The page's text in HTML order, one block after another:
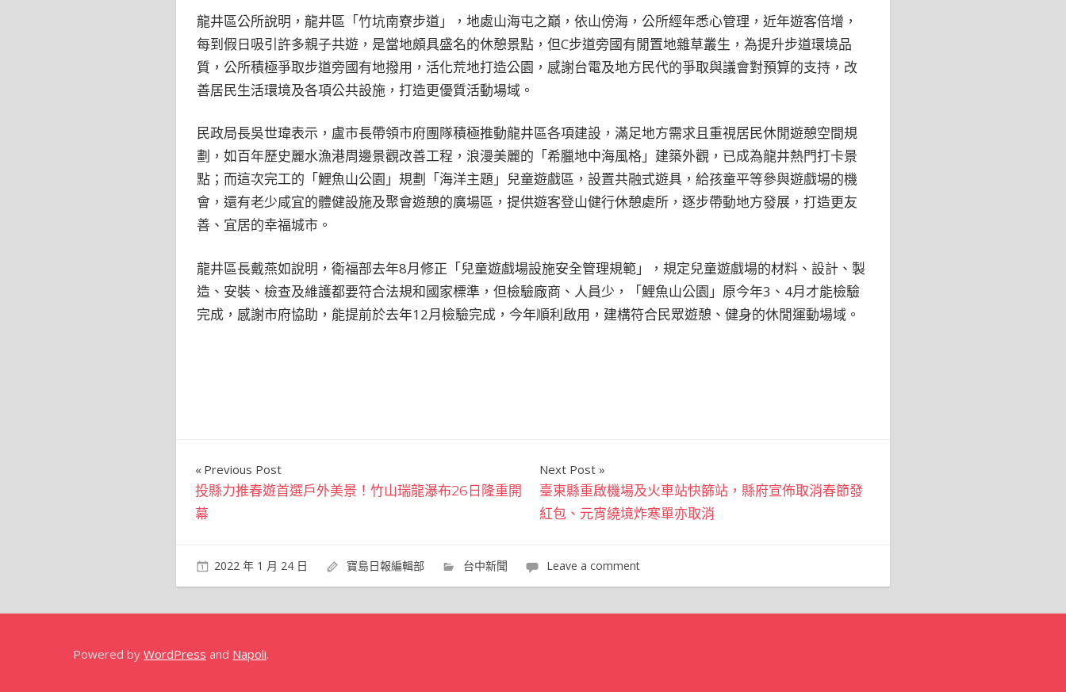
龍井區公所說明，龍井區「竹坑南寮步道」，地處山海屯之巔，依山傍海，公所經年悉心管理，近年遊客倍增，
每到假日吸引許多親子共遊，是當地頗具盛名的休憩景點，但C步道旁國有閒置地雜草叢生，為提升步道環境品
質，公所積極爭取步道旁國有地撥用，活化荒地打造公園，感謝台電及地方民代的爭取與議會對預算的支持，改
善居民生活環境及各項公共設施，打造更優質活動場域。
民政局長吳世瑋表示，盧市長帶領市府團隊積極推動龍井區各項建設，滿足地方需求且重視居民休閒遊憩空間規
劃，如百年歷史麗水漁港周邊景觀改善工程，浪漫美麗的「希臘地中海風格」建築外觀，已成為龍井熱門打卡景
點；而這次完工的「鯉魚山公園」規劃「海洋主題」兒童遊戲區，設置共融式遊具，給孩童平等參與遊戲場的機
會，還有老少咸宜的體健設施及聚會遊憩的廣場區，提供遊客登山健行休憩處所，逐步帶動地方發展，打造更友
善、宜居的幸福城市。
龍井區長戴燕如說明，衛福部去年8月修正「兒童遊戲場設施安全管理規範」，規定兒童遊戲場的材料、設計、製
造、安裝、檢查及維護都要符合法規和國家標準，但檢驗廠商、人員少，「鯉魚山公園」原今年3、4月才能檢驗
完成，感謝市府協助，能提前於去年12月檢驗完成，今年順利啟用，建構符合民眾遊憩、健身的休閒運動場域。
文
章
覽
Previous Post
投縣力推春遊首選戶外美景！竹山瑞龍瀑布26日隆重開
幕
Next Post
臺東縣重啟機場及火車站快篩站，縣府宣佈取消春節發
紅包、元宵繞境炸寒單亦取消
2022 年 1 月 24 日 寶島日報編輯部 台中新聞 Leave a comment
Powered by WordPress and Napoli.